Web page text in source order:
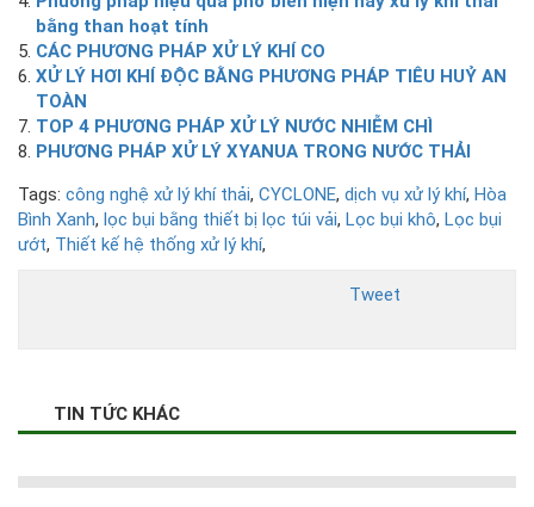
bằng than hoạt tính
CÁC PHƯƠNG PHÁP XỬ LÝ KHÍ CO
XỬ LÝ HƠI KHÍ ĐỘC BẰNG PHƯƠNG PHÁP TIÊU HUỶ AN
TOÀN
TOP 4 PHƯƠNG PHÁP XỬ LÝ NƯỚC NHIỄM CHÌ
PHƯƠNG PHÁP XỬ LÝ XYANUA TRONG NƯỚC THẢI
Tags: công nghệ xử lý khí thải, CYCLONE, dịch vụ xử lý khí, Hòa
Bình Xanh, lọc bụi bằng thiết bị lọc túi vải, Lọc bụi khô, Lọc bụi
ướt, Thiết kế hệ thống xử lý khí,
Tweet
TIN TỨC KHÁC